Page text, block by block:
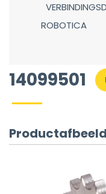
ROBOTICA
14099501